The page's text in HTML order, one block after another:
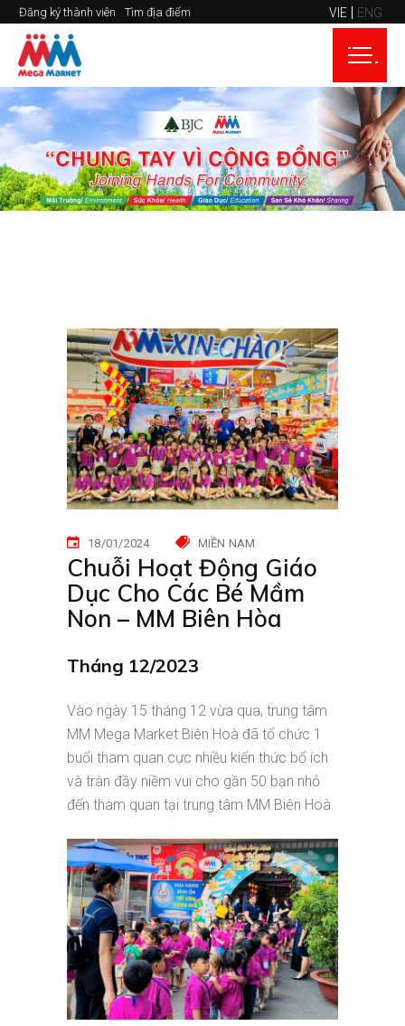
Đăng ký thành viên Tìm địa điểm VIE ENG
18/01/2024 MIỀN NAM
Chuỗi Hoạt Động Giáo
Dục Cho Các Bé Mầm
Non – MM Biên Hòa
Tháng 12/2023
Vào ngày 15 tháng 12 vừa qua, trung tâm
MM Mega Market Biên Hoà đã tổ chức 1
buổi tham quan cực nhiều kiến thức bổ ích
và tràn đầy niềm vui cho gần 50 bạn nhỏ
đến tham quan tại trung tâm MM Biên Hoà.